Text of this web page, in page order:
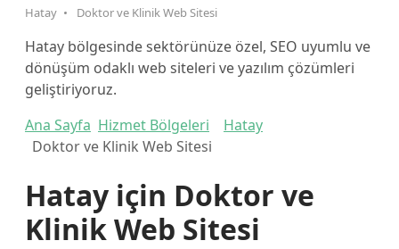
Hatay Doktor ve Klinik Web Sitesi
Hatay bölgesinde sektörünüze özel, SEO uyumlu ve
dönüşüm odaklı web siteleri ve yazılım çözümleri
geliştiriyoruz.
Ana Sayfa Hizmet Bölgeleri
Hatay
Doktor ve Klinik Web Sitesi
Hatay için Doktor ve
Klinik Web Sitesi